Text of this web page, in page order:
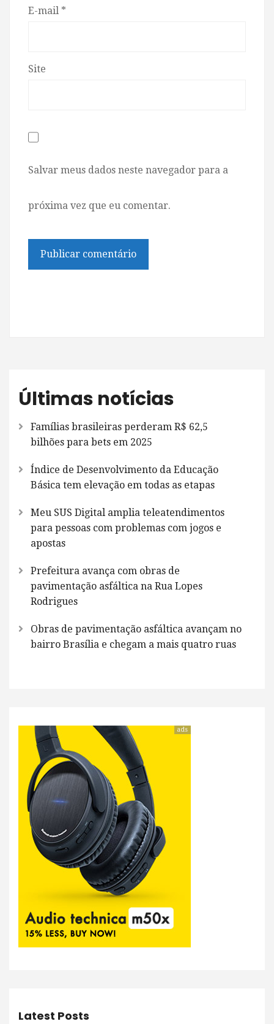
E-mail *
Site
Salvar meus dados neste navegador para a
próxima vez que eu comentar.
Últimas notícias
Famílias brasileiras perderam R$ 62,5
bilhões para bets em 2025
Índice de Desenvolvimento da Educação
Básica tem elevação em todas as etapas
Meu SUS Digital amplia teleatendimentos
para pessoas com problemas com jogos e
apostas
Prefeitura avança com obras de
pavimentação asfáltica na Rua Lopes
Rodrigues
Obras de pavimentação asfáltica avançam no
bairro Brasília e chegam a mais quatro ruas
ads
Latest Posts